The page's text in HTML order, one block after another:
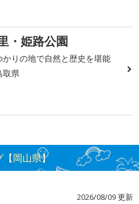
・姫路公園
かりの地で自然と歴史を堪能
取県
岡山県】
2026/08/09 更新